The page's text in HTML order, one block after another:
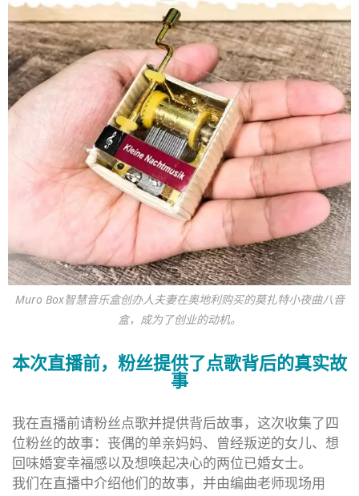
Muro Box智慧音乐盒创办人夫妻在奥地利购买的莫扎特小夜曲八音
盒，成为了创业的动机。
本次直播前，粉丝提供了点歌背后的真实故
事
我在直播前请粉丝点歌并提供背后故事，这次收集了四
位粉丝的故事：丧偶的单亲妈妈、曾经叛逆的女儿、想
回味婚宴幸福感以及想唤起决心的两位已婚女士。
我们在直播中介绍他们的故事，并由编曲老师现场用